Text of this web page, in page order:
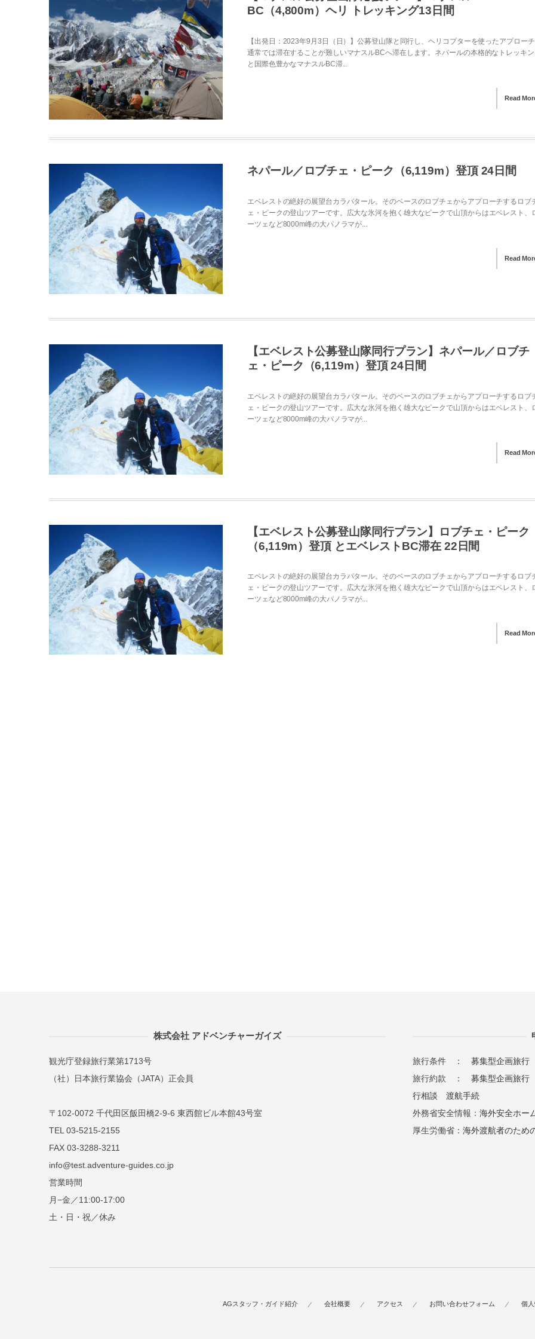
BC（4,800m）ヘリ トレッキング13日間
【出発日：2023年9月3日（日）】公募登山隊と同行し、ヘリコプターを使ったアプロー
通常では滞在することが難しいマナスルBCへ滞在します。ネパールの本格的なトレッキ
と国際色豊かなマナスルBC滞...
Read
ネパール／ロブチェ・ピーク（6,119m）登頂 24日間
エベレストの絶好の展望台カラパタール。そのベースのロブチェからアプローチするロブ
ェ・ピークの登山ツアーです。広大な氷河を抱く雄大なピークで山頂からはエベレスト、
ーツェなど8000m峰の大パノラマが...
Read
【エベレスト公募登山隊同行プラン】ネパール／ロブチ
ェ・ピーク（6,119m）登頂 24日間
エベレストの絶好の展望台カラパタール。そのベースのロブチェからアプローチするロブ
ェ・ピークの登山ツアーです。広大な氷河を抱く雄大なピークで山頂からはエベレスト、
ーツェなど8000m峰の大パノラマが...
Read
【エベレスト公募登山隊同行プラン】ロブチェ・ピーク
（6,119m）登頂 とエベレストBC滞在 22日間
エベレストの絶好の展望台カラパタール。そのベースのロブチェからアプローチするロブ
ェ・ピークの登山ツアーです。広大な氷河を抱く雄大なピークで山頂からはエベレスト、
ーツェなど8000m峰の大パノラマが...
Read
株式会社 アドベンチャーガイズ
観光庁登録旅行業第1713号
（社）日本旅行業協会（JATA）正会員
〒102-0072 千代田区飯田橋2-9-6 東西館ビル本館43号室
TEL 03-5215-2155
FAX 03-3288-3211
info@test.adventure-guides.co.jp
営業時間
月−金／11:00-17:00
土・日・祝／休み
旅行条件 ： 募集型企画旅行
旅行約款 ： 募集型企画旅行
行相談
渡航手続
外務省安全情報： 海外安全ホー
厚生労働省： 海外渡航者のため
AGスタッフ・ガイド紹介 会社概要 アクセス お問い合わせフォーム 個